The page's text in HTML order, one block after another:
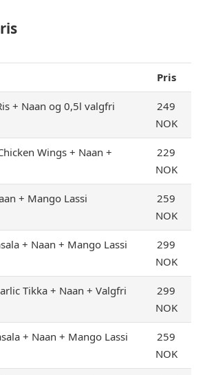
Pris
+ Naan og 0,5l valgfri
249
NOK
Wings + Naan +
229
NOK
+ Mango Lassi
259
NOK
+ Naan + Mango Lassi
299
NOK
Tikka + Naan + Valgfri
299
NOK
+ Naan + Mango Lassi
259
NOK